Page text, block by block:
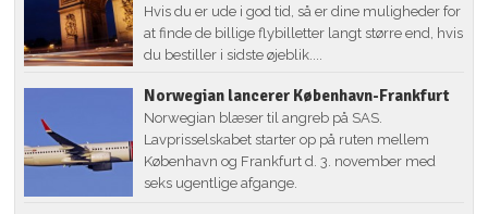
Hvis du er ude i god tid, så er dine muligheder for
at finde de billige flybilletter langt større end, hvis
du bestiller i sidste øjeblik....
Norwegian lancerer København-Frankfurt
Norwegian blæser til angreb på SAS.
Lavprisselskabet starter op på ruten mellem
København og Frankfurt d. 3. november med
seks ugentlige afgange.